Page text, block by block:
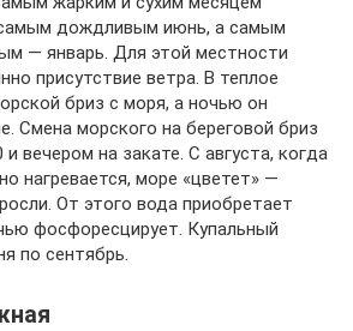
самым дождливым июнь, а самым
— январь. Для этой местности
присутствие ветра. В теплое
бриз с моря, а ночью он
Смена морского на береговой бриз
вечером на закате. С августа, когда
нагревается, море «цветет» —
От этого вода приобретает
фосфоресцирует. Купальный
по сентябрь.